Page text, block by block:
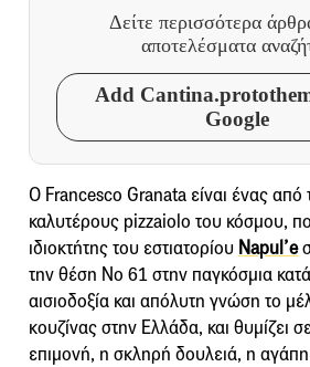
Δείτε περισσότερα
αποτελέσματα
Add
Google
O Francesco Granata είναι ένας από
καλυτέρους pizzaiolo του κόσμου,
ιδιοκτήτης του εστιατορίου Napul’e
την θέση Νο 61 στην παγκόσμια
αισιοδοξία και απόλυτη γνώση το
κουζίνας στην Ελλάδα, και θυμίζει
επιμονή, η σκληρή δουλειά, η αγάπη